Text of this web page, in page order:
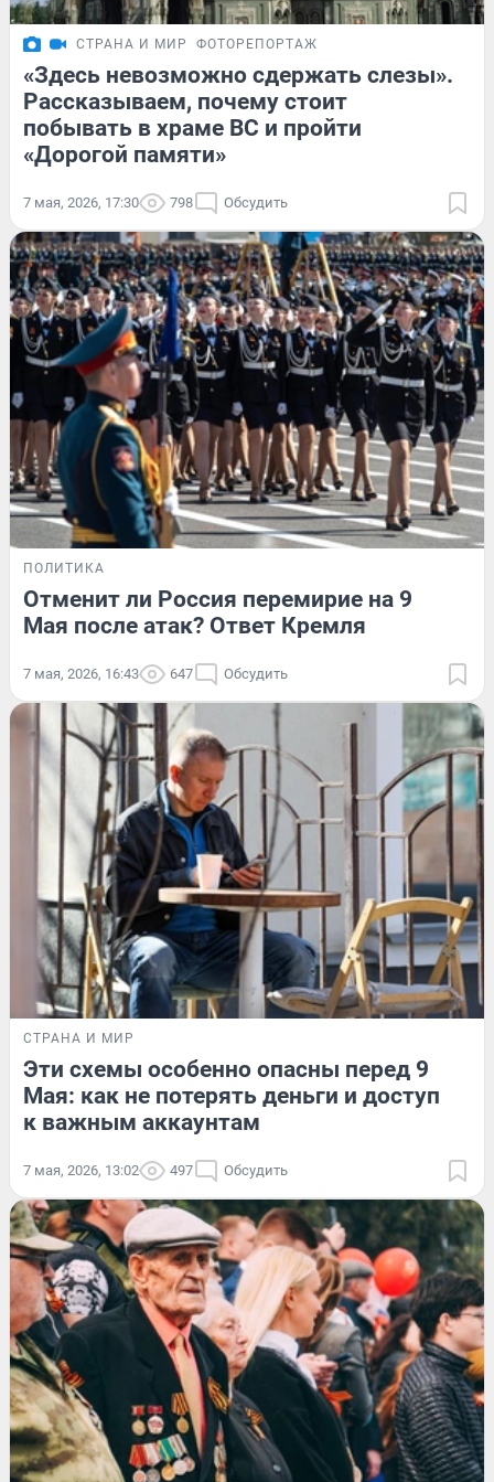
СТРАНА И МИР ФОТОРЕПОРТАЖ
«Здесь невозможно сдержать слезы».
Рассказываем, почему стоит
побывать в храме ВС и пройти
«Дорогой памяти»
7 мая, 2026, 17:30 798 Обсудить
ПОЛИТИКА
Отменит ли Россия перемирие на 9
Мая после атак? Ответ Кремля
7 мая, 2026, 16:43 647 Обсудить
СТРАНА И МИР
Эти схемы особенно опасны перед 9
Мая: как не потерять деньги и доступ
к важным аккаунтам
7 мая, 2026, 13:02 497 Обсудить